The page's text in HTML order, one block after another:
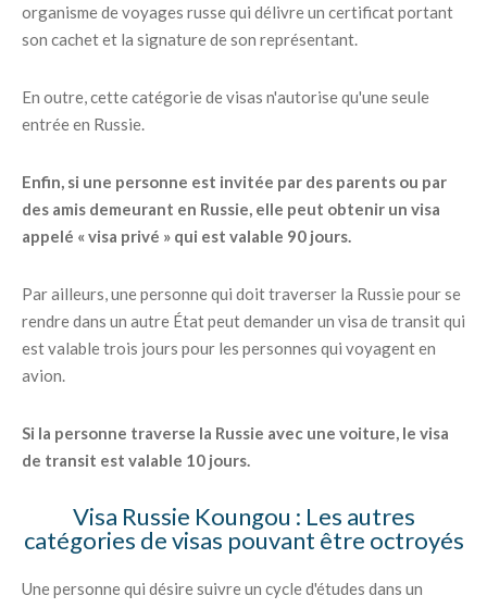
organisme de voyages russe qui délivre un certificat portant
son cachet et la signature de son représentant.
En outre, cette catégorie de visas n'autorise qu'une seule
entrée en Russie.
Enfin, si une personne est invitée par des parents ou par
des amis demeurant en Russie, elle peut obtenir un visa
appelé « visa privé » qui est valable 90 jours.
Par ailleurs, une personne qui doit traverser la Russie pour se
rendre dans un autre État peut demander un visa de transit qui
est valable trois jours pour les personnes qui voyagent en
avion.
Si la personne traverse la Russie avec une voiture, le visa
de transit est valable 10 jours.
Visa Russie Koungou : Les autres
catégories de visas pouvant être octroyés
Une personne qui désire suivre un cycle d'études dans un